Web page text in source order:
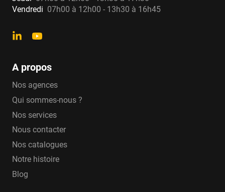
Modèles de compteurs
Compteurs de diamètre nominal 50mm au DN
300mm. Ce compteur se décline en deux modèles
: avec afficheur intégré ou afficheur déporté.
Vendredi 07h00 à 12h00 - 13h30 à 16h45
A propos
Nos agences
Qui sommes-nous ?
Nos services
Nous contacter
Nos catalogues
Notre histoire
Blog